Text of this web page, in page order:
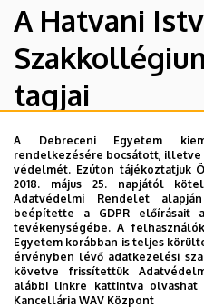
tagjai
Angol-
Amerikai
Intézet
A Hatvani
tagjai
Név
Balogh Eszter
Bozsó Georgina
Feldmann Fanni
Szabó Éva
A Debreceni Egyetem
rendelkezésére bocsátott,
védelmét. Ezúton tájékoztatjuk
2018. május 25. napjától
Adatvédelmi Rendelet
beépítette a GDPR előírásait
tevékenységébe. A
Egyetem korábban is teljes
érvényben lévő adatkezelési
követve frissítettük
alábbi linkre kattintva
Kancellária WAV Központ